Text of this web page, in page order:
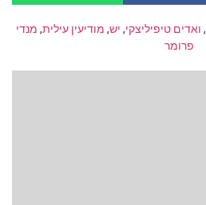
, ואדים טיפיליצקי, יש, מודיעין עילית, מנדי
פרומר